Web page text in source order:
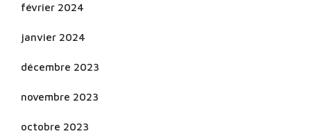
février 2024
janvier 2024
décembre 2023
novembre 2023
octobre 2023